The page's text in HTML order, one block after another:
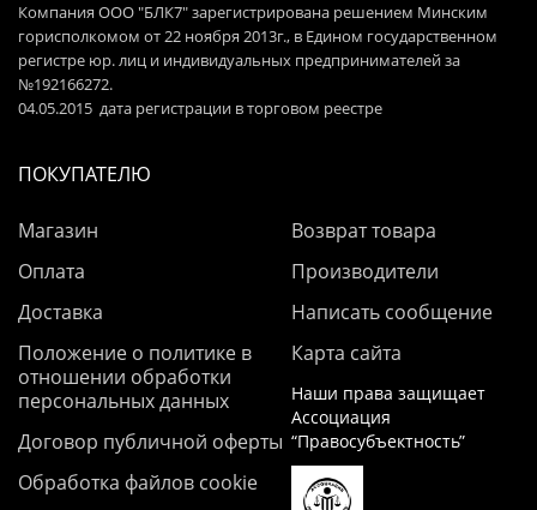
Компания ООО "БЛК7" зарегистрирована решением Минским
горисполкомом от 22 ноября 2013г., в Едином государственном
регистре юр. лиц и индивидуальных предпринимателей за
№192166272.
04.05.2015 дата регистрации в торговом реестре
ПОКУПАТЕЛЮ
Магазин
Оплата
Доставка
Положение о политике в
отношении обработки
персональных данных
Договор публичной оферты
Обработка файлов cookie
Возврат товара
Производители
Написать сообщение
Карта сайта
Наши права защищает
Ассоциация
“Правосубъектность”